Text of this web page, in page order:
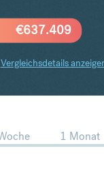
€637.409
Vergleichsdetails
in EUR
1 Monat